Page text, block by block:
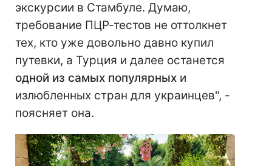
экскурсии в Стамбуле. Думаю,
требование ПЦР-тестов не оттолкнет
тех, кто уже довольно давно купил
путевки, а Турция и далее останется
одной из самых популярных и
излюбленных стран для украинцев", -
поясняет она.